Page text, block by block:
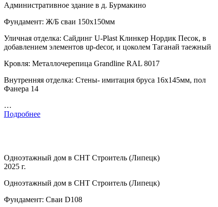
Административное здание в д. Бурмакино
Фундамент: Ж/Б сваи 150х150мм
Уличная отделка: Сайдинг U-Plast Клинкер Нордик Песок, в
добавлением элементов up-decor, и цоколем Таганай таежный
Кровля: Металлочерепица Grandline RAL 8017
Внутренняя отделка: Стены- имитация бруса 16х145мм, пол
Фанера 14
…
Подробнее
Одноэтажный дом в СНТ Строитель (Липецк)
2025 г.
Одноэтажный дом в СНТ Строитель (Липецк)
Фундамент: Сваи D108